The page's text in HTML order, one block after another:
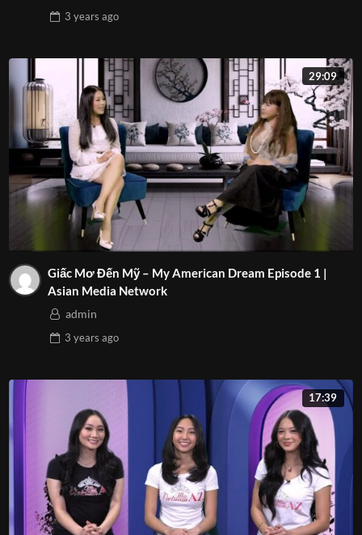
3 years ago
29:09
Giấc Mơ Đến Mỹ – My American Dream Episode 1 |
Asian Media Network
admin
3 years ago
17:39